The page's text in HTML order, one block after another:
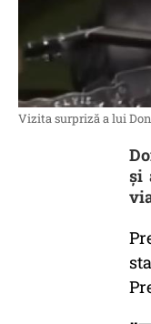
Vizita surpriză a lui
și